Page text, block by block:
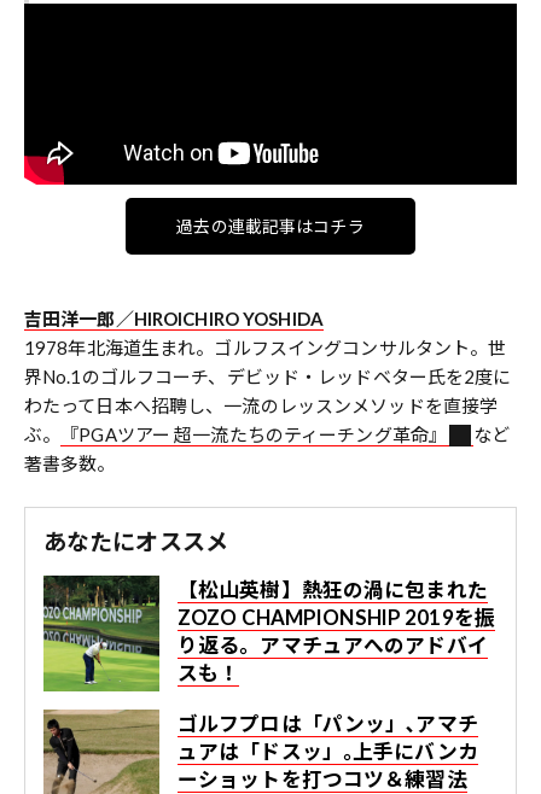
過去の連載記事はコチラ
吉田洋一郎／HIROICHIRO YOSHIDA
1978年北海道生まれ。ゴルフスイングコンサルタント。世
界No.1のゴルフコーチ、デビッド・レッドベター氏を2度に
わたって日本へ招聘し、一流のレッスンメソッドを直接学
ぶ。
『PGAツアー 超一流たちのティーチング革命』
など
著書多数。
あなたにオススメ
【松山英樹】熱狂の渦に包まれた
ZOZO CHAMPIONSHIP 2019を振
り返る。アマチュアへのアドバイ
スも！
ゴルフプロは「パンッ」､アマチ
ュアは「ドスッ」｡上手にバンカ
ーショットを打つコツ＆練習法